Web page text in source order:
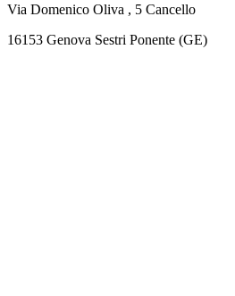
Via Domenico Oliva , 5 Cancello
16153 Genova Sestri Ponente (GE)